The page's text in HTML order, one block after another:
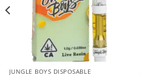
JUNGLE BOYS DISPOSABLE